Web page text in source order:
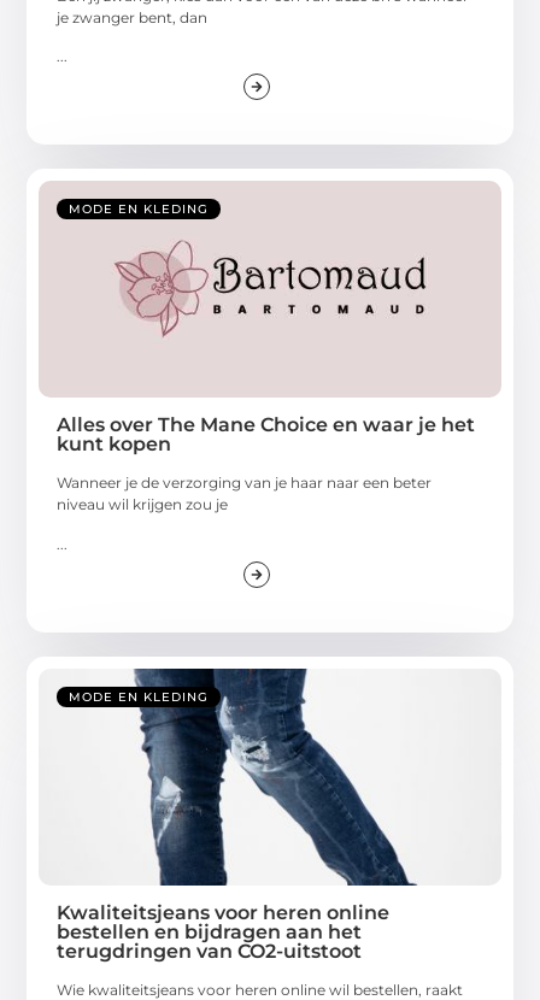
je zwanger bent, dan
...
MODE EN KLEDING
Alles over The Mane Choice en waar je het
kunt kopen
Wanneer je de verzorging van je haar naar een beter
niveau wil krijgen zou je
MODE EN KLEDING
Kwaliteitsjeans voor heren online
bestellen en bijdragen aan het
terugdringen van CO2-uitstoot
Wie kwaliteitsjeans voor heren online wil bestellen, raakt